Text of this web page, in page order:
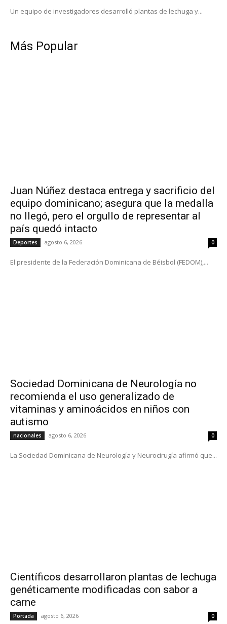
Un equipo de investigadores desarrolló plantas de lechuga y...
Más Popular
Juan Núñez destaca entrega y sacrificio del
equipo dominicano; asegura que la medalla
no llegó, pero el orgullo de representar al
país quedó intacto
Deportes agosto 6, 2026 0
El presidente de la Federación Dominicana de Béisbol (FEDOM),...
Sociedad Dominicana de Neurología no
recomienda el uso generalizado de
vitaminas y aminoácidos en niños con
autismo
nacionales agosto 6, 2026 0
La Sociedad Dominicana de Neurología y Neurocirugía afirmó que...
Científicos desarrollaron plantas de lechuga
genéticamente modificadas con sabor a
carne
Portada agosto 6, 2026 0